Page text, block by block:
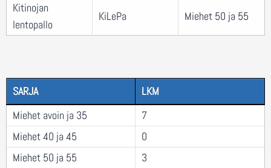
Kitinojan
lentopallo
KiLePa Miehet 50 ja 55
SARJA
LKM
Miehet avoin ja 35
7
Miehet 40 ja 45
0
Miehet 50 ja 55
3